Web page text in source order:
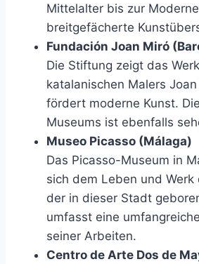
Mittelalter bis zur
breitgefächerte
Fundación Joan Miró
Die Stiftung zeigt das
katalanischen Malers
fördert moderne Kunst.
Museums ist ebenfalls
Museo Picasso (Málaga)
Das Picasso-Museum in
sich dem Leben und Werk
der in dieser Stadt
umfasst eine
seiner Arbeiten.
Centro de Arte Dos de